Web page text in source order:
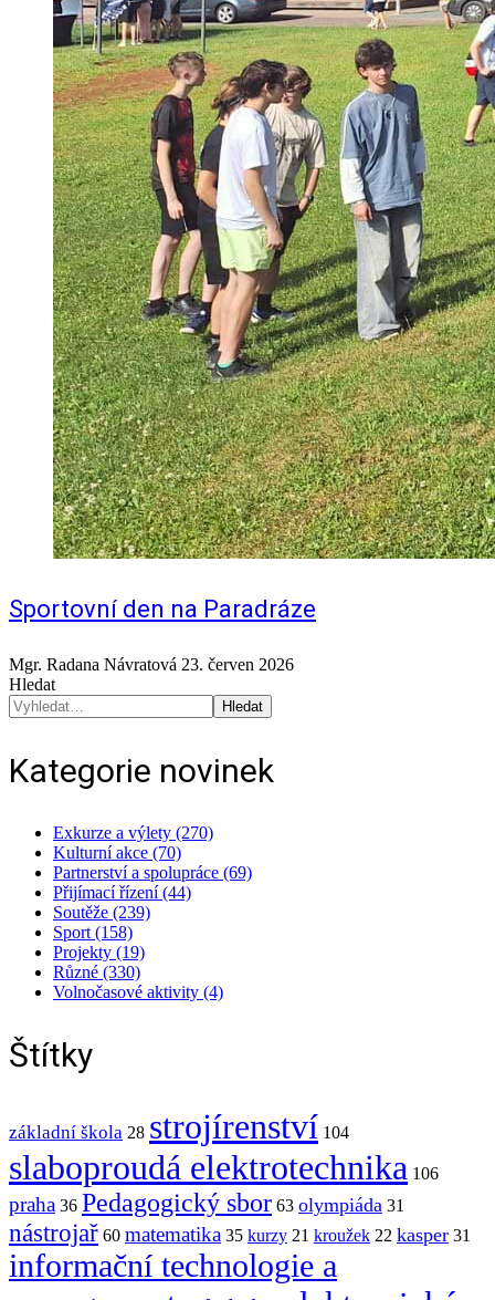
Sportovní den na Paradráze
Mgr. Radana Návratová 23. červen 2026
Hledat
Hledat
Kategorie novinek
Exkurze a výlety (270)
Kulturní akce (70)
Partnerství a spolupráce (69)
Přijímací řízení (44)
Soutěže (239)
Sport (158)
Projekty (19)
Různé (330)
Volnočasové aktivity (4)
Štítky
základní škola 28 strojírenství 104
slaboproudá elektrotechnika 106
praha 36 Pedagogický sbor 63 olympiáda 31
nástrojař 60 matematika 35 kurzy 21 kroužek 22 kasper 31
informační technologie a